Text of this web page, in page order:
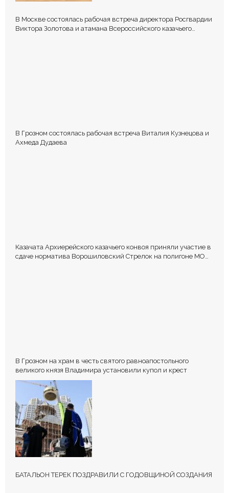
В Москве состоялась рабочая встреча директора Росгвардии
Виктора Золотова и атамана Всероссийского казачьего
В Грозном состоялась рабочая встреча Виталия Кузнецова и
Ахмеда Дудаева
Казачата Архиерейского казачьего конвоя приняли участие в
сдаче норматива Ворошиловский Стрелок на полигоне МО
В Грозном на храм в честь святого равноапостольного
великого князя Владимира установили купол и крест
БАТАЛЬОН ТЕРЕК ПОЗДРАВИЛИ С ГОДОВЩИНОЙ СОЗДАНИЯ